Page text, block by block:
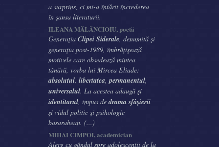
a surprins, ci mi-a întărit încrederea
în şansa literaturii.
ILEANA MĂLĂNCIOIU, poetă
Generaţia Clipei Siderale, denumită şi
generaţia post-1989, îmbrăţişează
motivele care obsedează mintea
tânără, vorba lui Mircea Eliade:
absolutul, libertatea,permanentul,
universalul. La acestea adaugă şi
identitarul, impus dedrama sfâşierii
şi vidul politic şi psihologic
basarabean. (...)
MIHAI CIMPOI, academician
Alerg cu gândul spre adolescenţii de la